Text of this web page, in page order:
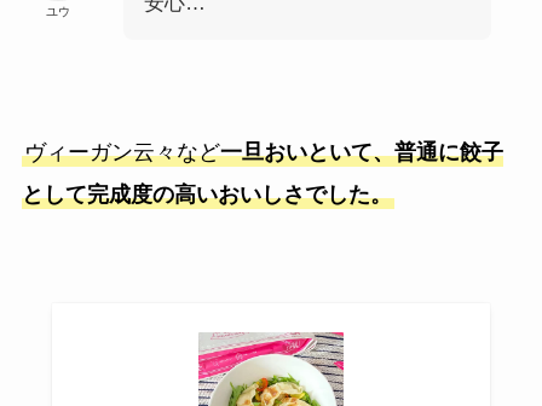
ユウ
ヴィーガン云々など一旦おいといて、普通に餃子
として完成度の高いおいしさでした。